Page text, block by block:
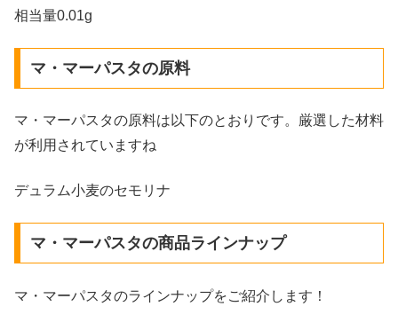
相当量0.01g
マ・マーパスタの原料
マ・マーパスタの原料は以下のとおりです。厳選した材料
が利用されていますね
デュラム小麦のセモリナ
マ・マーパスタの商品ラインナップ
マ・マーパスタのラインナップをご紹介します！